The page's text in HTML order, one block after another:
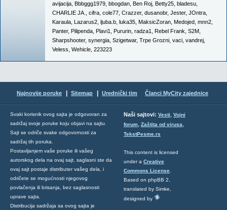
avijacija Bbbggg1979 bbogdan Ben Roj Betty25 bladesu
CHARLIE JA.
cifra cole77 Crazzer, dusanobr, Jester, JOntra
Karaula Lazarus2 ljuba.b luka35 MaksicZoran Medojed mnn2
Panter, Pilipenda Plavi1 Pururin radza1 Rebel Frank S2M
Sharpshooter, synergia Szigetwar, Trpe Grozni vaci vandrej
Veless Wehicle 223223
Najnovije poruke Sitemap Urednički tim Članci MyCity zajednice
Svaki korisnik ovog sajta je odgovoran za
sadržaj svoje poruke koju objavi na sajtu.
Sajt se odriče svake odgovornosti za
sadržaj tih poruka.
Postavljanjem vaše poruke ili vašeg
autorskog dela na ovaj sajt, saglasni ste da
ovaj sajt postaje distributer vašeg dela, i
odričete se mogućnosti njegovog
povlačenja ili brisanja, bez saglasnosti
uprave sajta.
Distribucija sadržaja sa ovog sajta je
Naši sajtovi: Vesti, Vojni
forum, Zaštita od virusa,
TekstPesme.rs
This content is licensed
under a Creative
Commons License
Based on phpBB 2,
translated by Simke,
designed by